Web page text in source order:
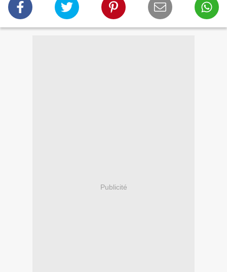
Publicité